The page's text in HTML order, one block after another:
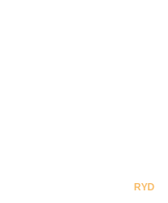
RYD